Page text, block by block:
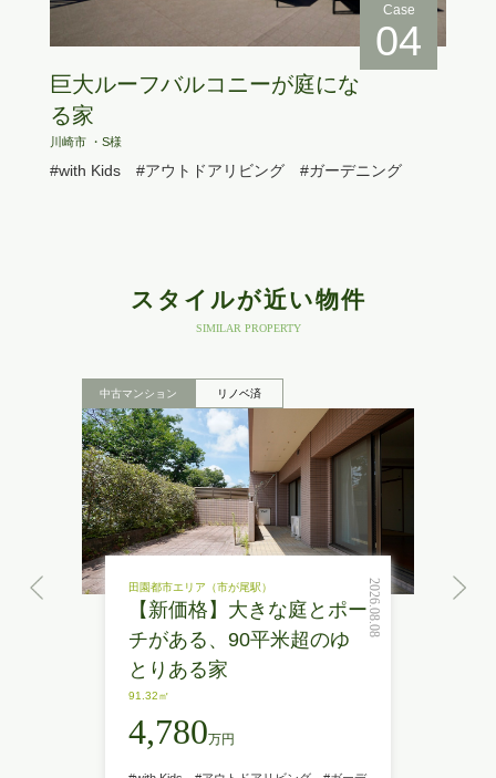
Case
04
巨大ルーフバルコニーが庭にな
る家
川崎市 ・S様
#with Kids #アウトドアリビング #ガーデニング
スタイルが近い物件
SIMILAR PROPERTY
中古マンション リノベ済
田園都市エリア（市が尾駅）
【新価格】大きな庭とポー
チがある、90平米超のゆ
とりある家
91.32㎡
4,780万円
2026.08.08